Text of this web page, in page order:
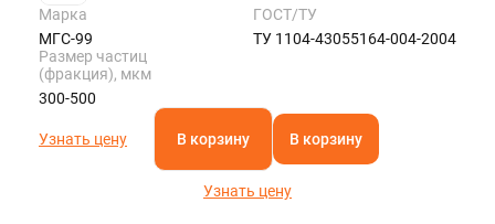
Марка
МГС-99
ГОСТ/ТУ
ТУ 1104-43055164-004-2004
Размер частиц
(фракция), мкм
300-500
Узнать цену В корзину В корзину
Узнать цену